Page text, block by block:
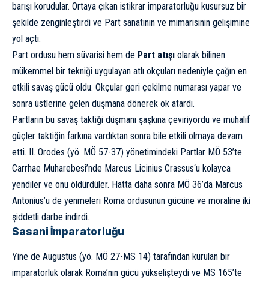
barışı korudular. Ortaya çıkan istikrar imparatorluğu kusursuz bir
şekilde zenginleştirdi ve Part sanatının ve mimarisinin gelişimine
yol açtı.
Part ordusu hem süvarisi hem de Part atışı olarak bilinen
mükemmel bir tekniği uygulayan atlı okçuları nedeniyle çağın en
etkili savaş gücü oldu. Okçular geri çekilme numarası yapar ve
sonra üstlerine gelen düşmana dönerek ok atardı.
Partların bu savaş taktiği düşmanı şaşkına çeviriyordu ve muhalif
güçler taktiğin farkına vardıktan sonra bile etkili olmaya devam
etti. II. Orodes (yö. MÖ 57-37) yönetimindeki Partlar MÖ 53’te
Carrhae Muharebesi’nde Marcus Licinius Crassus‘u kolayca
yendiler ve onu öldürdüler. Hatta daha sonra MÖ 36’da Marcus
Antonius’u de yenmeleri Roma ordusunun gücüne ve moraline iki
şiddetli darbe indirdi.
Sasani İmparatorluğu
Yine de Augustus (yö. MÖ 27-MS 14) tarafından kurulan bir
imparatorluk olarak Roma’nın gücü yükselişteydi ve MS 165’te